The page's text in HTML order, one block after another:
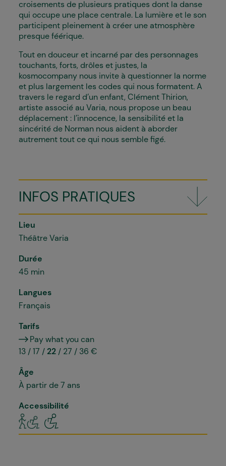
INFOS PRATIQUES
Lieu
Théâtre Varia
Durée
45 min
Langues
Français
Tarifs
Pay what you can
13 / 17 / 22 / 27 / 36 €
Âge
À partir de 7 ans
Accessibilité
croisements de plusieurs pratiques dont la danse
qui occupe une place centrale. La lumière et le son
participent pleinement à créer une atmosphère
presque féérique.
Tout en douceur et incarné par des personnages
touchants, forts, drôles et justes, la
kosmocompany nous invite à questionner la norme
et plus largement les codes qui nous formatent. A
travers le regard d’un enfant, Clément Thirion,
artiste associé au Varia, nous propose un beau
déplacement : l’innocence, la sensibilité et la
sincérité de Norman nous aident à aborder
autrement tout ce qui nous semble figé.